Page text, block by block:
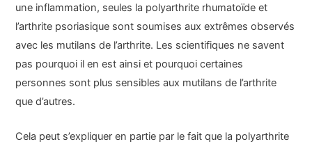
une inflammation, seules la polyarthrite rhumatoïde et
l’arthrite psoriasique sont soumises aux extrêmes observés
avec les mutilans de l’arthrite. Les scientifiques ne savent
pas pourquoi il en est ainsi et pourquoi certaines
personnes sont plus sensibles aux mutilans de l’arthrite
que d’autres.
Cela peut s’expliquer en partie par le fait que la polyarthrite